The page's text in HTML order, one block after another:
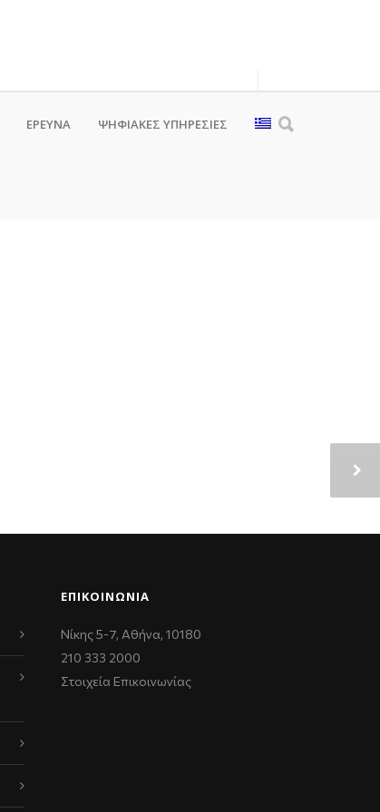
ΕΡΕΥΝΑ ΨΗΦΙΑΚΈΣ ΥΠΗΡΕΣΊΕΣ
ΕΠΙΚΟΙΝΩΝΊΑ
Νίκης 5-7, Αθήνα, 10180
210 333 2000
Στοιχεία Επικοινωνίας